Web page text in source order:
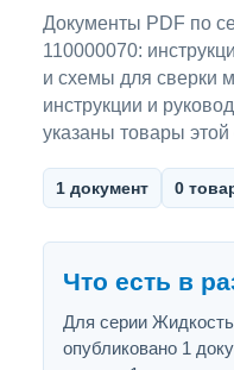
Документы PDF по
110000070:
и схемы для сверки
инструкции и
указаны товары
1 документ 0
Что есть в
Для серии
опубликовано 1